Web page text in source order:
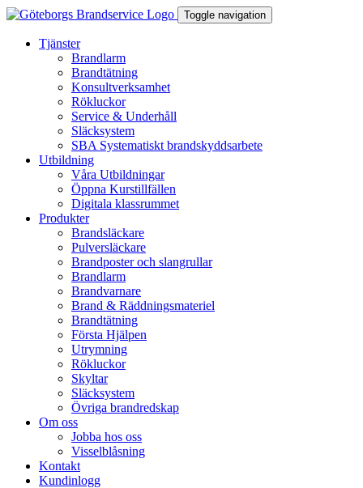
Toggle navigation
Tjänster
Brandlarm
Brandtätning
Konsultverksamhet
Rökluckor
Service & Underhåll
Släcksystem
SBA Systematiskt brandskyddsarbete
Utbildning
Våra Utbildningar
Öppna Kurstillfällen
Digitala klassrummet
Produkter
Brandsläckare
Pulversläckare
Brandposter och slangrullar
Brandlarm
Brandvarnare
Brand & Räddningsmateriel
Brandtätning
Första Hjälpen
Utrymning
Rökluckor
Skyltar
Släcksystem
Övriga brandredskap
Om oss
Jobba hos oss
Visselblåsning
Kontakt
Kundinlogg